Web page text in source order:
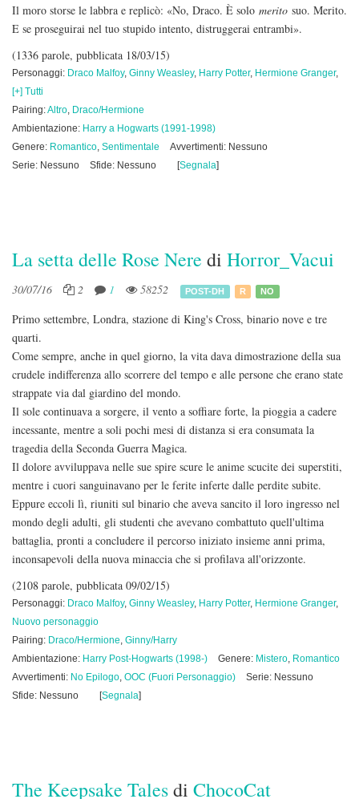
Il moro storse le labbra e replicò: «No, Draco. È solo merito suo. Merito.
E se proseguirai nel tuo stupido intento, distruggerai entrambi».
(1336 parole, pubblicata 18/03/15)
Personaggi: Draco Malfoy, Ginny Weasley, Harry Potter, Hermione Granger,
[+] Tutti
Pairing:Altro, Draco/Hermione
Ambientazione: Harry a Hogwarts (1991-1998)
Genere: Romantico, Sentimentale
Avvertimenti: Nessuno
Serie: Nessuno
Sfide: Nessuno [Segnala]
La setta delle Rose Nere di Horror_Vacui
30/07/16 2 1 58252 POST-DH R NO
Primo settembre, Londra, stazione di King's Cross, binario nove e tre
quarti.
Come sempre, anche in quel giorno, la vita dava dimostrazione della sua
crudele indifferenza allo scorrere del tempo e alle persone che erano state
strappate via dal giardino del mondo.
Il sole continuava a sorgere, il vento a soffiare forte, la pioggia a cadere
incessante, mentre a soli pochi mesi di distanza si era consumata la
tragedia della Seconda Guerra Magica.
Il dolore avviluppava nelle sue spire scure le anime scucite dei superstiti,
mentre i cuori sanguinavano per le ferite inferte dalle perdite subite.
Eppure eccoli lì, riuniti sul binario che aveva sancito il loro ingresso nel
mondo degli adulti, gli studenti che avevano combattuto quell'ultima
battaglia, pronti a concludere il percorso iniziato insieme anni prima,
inconsapevoli della nuova minaccia che si profilava all'orizzonte.
(2108 parole, pubblicata 09/02/15)
Personaggi: Draco Malfoy, Ginny Weasley, Harry Potter, Hermione Granger,
Nuovo personaggio
Pairing: Draco/Hermione, Ginny/Harry
Ambientazione: Harry Post-Hogwarts (1998-) Genere: Mistero, Romantico
Avvertimenti: No Epilogo, OOC (Fuori Personaggio)
Serie: Nessuno
Sfide: Nessuno
[Segnala]
The Keepsake Talesdi ChocoCat